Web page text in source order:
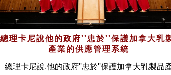
總理卡尼說他的政府''忠於''保護加拿大乳
產業的供應管理系統
總理卡尼說,他的政府''忠於''保護加拿大乳製品